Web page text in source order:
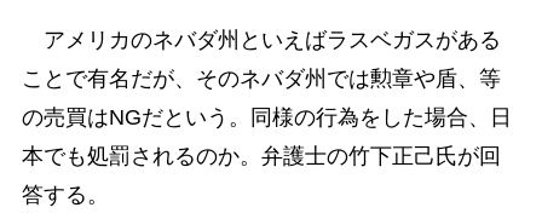
アメリカのネバダ州といえばラスベガスがある
ことで有名だが、そのネバダ州では勲章や盾、等
の売買はNGだという。同様の行為をした場合、日
本でも処罰されるのか。弁護士の竹下正己氏が回
答する。